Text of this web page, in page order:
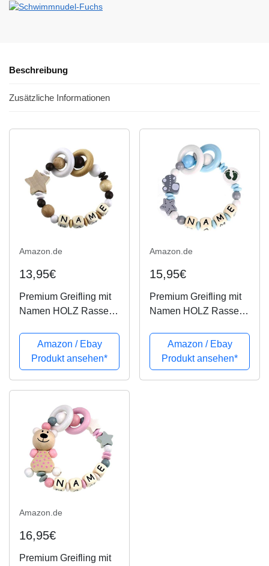
Beschreibung
Zusätzliche Informationen
Amazon.de
13,95€
Premium Greifling mit
Namen HOLZ Rassel
Amazon / Ebay
Produkt ansehen*
Amazon.de
15,95€
Premium Greifling mit
Namen HOLZ Rassel
grau hellblau
Amazon / Ebay
Produkt ansehen*
Amazon.de
16,95€
Premium Greifling mit